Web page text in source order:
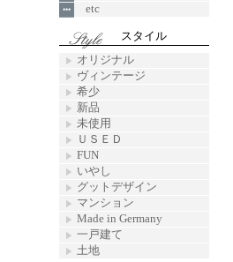
etc
スタイル
オリジナル
ヴィンテージ
希少
新品
未使用
ＵＳＥＤ
FUN
いやし
グットデザイン
マンション
Made in Germany
一戸建て
土地